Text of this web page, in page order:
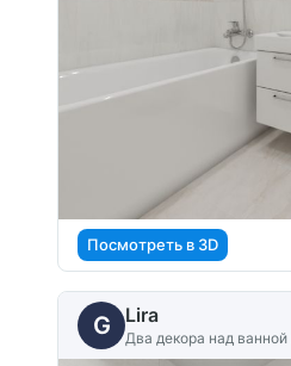
Посмотреть в 3D
G Lira
Два декора над ванной